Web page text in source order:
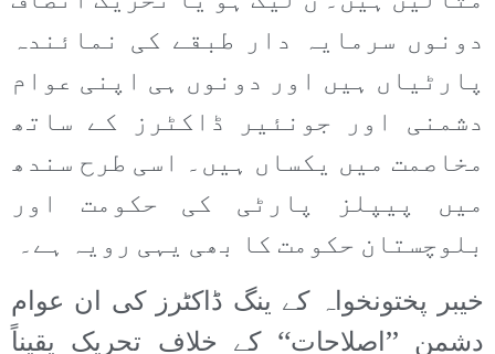
دونوں سرمایہ دار طبقے کی نمائندہ
پارٹیاں ہیں اور دونوں ہی اپنی عوام
دشمنی اور جونئیر ڈاکٹرز کے ساتھ
مخاصمت میں یکساں ہیں۔ اسی طرح سندھ
میں پیپلز پارٹی کی حکومت اور
بلوچستان حکومت کا بھی یہی رویہ ہے۔
خیبر پختونخواہ کے ینگ ڈاکٹرز کی ان عوام
دشمن ’’اصلاحات‘‘ کے خلاف تحریک یقیناً